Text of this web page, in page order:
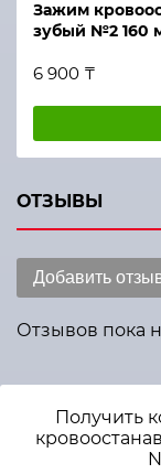
Зажим
зубый №2 160
6 900 ₸
ОТЗЫВЫ
Добавить
Отзывов пока
Получить